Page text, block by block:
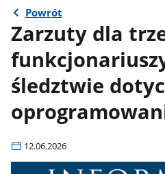
Powrót
Zarzuty dla
śledztwie
12.06.2026